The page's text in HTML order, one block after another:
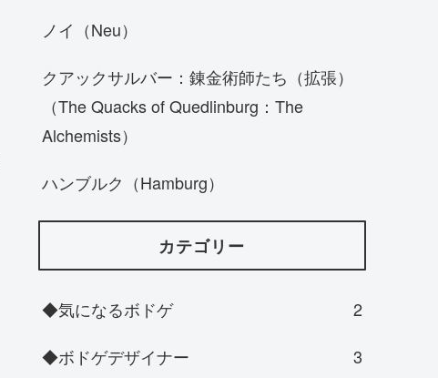
ノイ（Neu）
クアックサルバー：錬金術師たち（拡張）
（The Quacks of Quedlinburg：The
Alchemists）
ハンブルク（Hamburg）
カテゴリー
◆気になるボドゲ
2
◆ボドゲデザイナー
3